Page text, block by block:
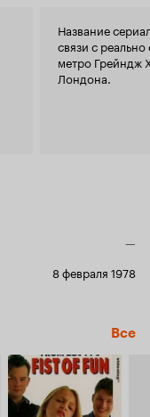
Название
связи с
метро Грейндж
Лондона.
—
8 февраля 1978
Все